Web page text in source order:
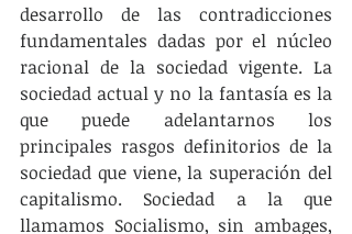
desarrollo de las contradicciones
fundamentales dadas por el núcleo
racional de la sociedad vigente. La
sociedad actual y no la fantasía es la
que puede adelantarnos los
principales rasgos definitorios de la
sociedad que viene, la superación del
capitalismo. Sociedad a la que
llamamos Socialismo, sin ambages,